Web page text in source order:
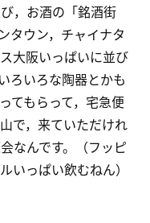
，お酒の「銘酒街
タウン，チャイナタ
大阪いっぱいに並び
ろいろな陶器とかも
てもらって，宅急便
で，来ていただけれ
なんです。（フッピ
いっぱい飲むねん）